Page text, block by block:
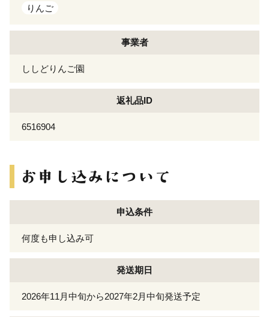
りんご
事業者
ししどりんご園
返礼品ID
6516904
申込条件
何度も申し込み可
発送期日
2026年11月中旬から2027年2月中旬発送予定